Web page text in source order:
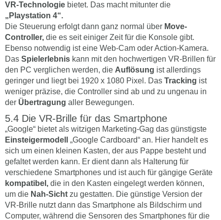
VR-Technologie bietet. Das macht mitunter die
„Playstation 4“.
Die Steuerung erfolgt dann ganz normal über Move-
Controller, die es seit einiger Zeit für die Konsole gibt.
Ebenso notwendig ist eine Web-Cam oder Action-Kamera.
Das Spielerlebnis kann mit den hochwertigen VR-Brillen für
den PC verglichen werden, die Auflösung ist allerdings
geringer und liegt bei 1920 x 1080 Pixel. Das Tracking ist
weniger präzise, die Controller sind ab und zu ungenau in
der Übertragung aller Bewegungen.
Die VR-Brille für das Smartphone
„Google“ bietet als witzigen Marketing-Gag das günstigste
Einsteigermodell
„Google Cardboard“ an. Hier handelt es
sich um einen kleinen Kasten, der aus Pappe besteht und
gefaltet werden kann. Er dient dann als Halterung für
verschiedene Smartphones und ist auch für gängige Geräte
kompatibel, die in den Kasten eingelegt werden können,
um die Nah-Sicht zu gestatten. Die günstige Version der
VR-Brille nutzt dann das Smartphone als Bildschirm und
Computer, während die Sensoren des Smartphones für die